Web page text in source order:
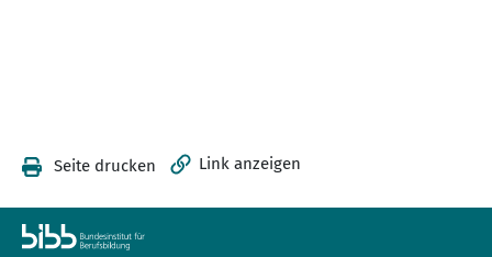
Seite drucken Link anzeigen